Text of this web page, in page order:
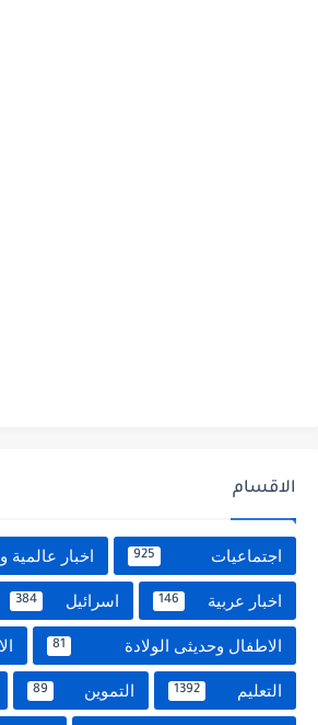
الاقسام
اجتماعيات 925 اخبار عالمية
اخبار عربية 146 اسرائيل 384
الاطفال وحديثى الولادة 81
التعليم 1392 التموين 89